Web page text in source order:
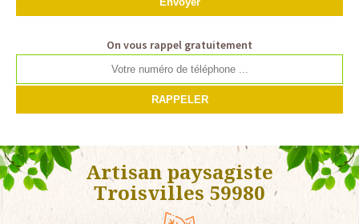
On vous rappel gratuitement
Artisan paysagiste
Troisvilles 59980